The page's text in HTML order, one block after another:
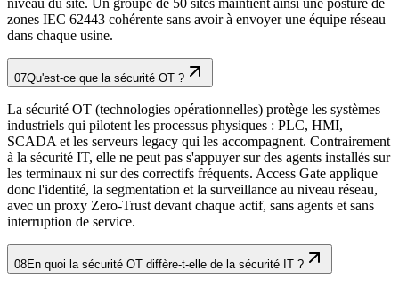
niveau du site. Un groupe de 50 sites maintient ainsi une posture de
zones IEC 62443 cohérente sans avoir à envoyer une équipe réseau
dans chaque usine.
07Qu'est-ce que la sécurité OT ?
La sécurité OT (technologies opérationnelles) protège les systèmes
industriels qui pilotent les processus physiques : PLC, HMI,
SCADA et les serveurs legacy qui les accompagnent. Contrairement
à la sécurité IT, elle ne peut pas s'appuyer sur des agents installés sur
les terminaux ni sur des correctifs fréquents. Access Gate applique
donc l'identité, la segmentation et la surveillance au niveau réseau,
avec un proxy Zero-Trust devant chaque actif, sans agents et sans
interruption de service.
08En quoi la sécurité OT diffère-t-elle de la sécurité IT ?